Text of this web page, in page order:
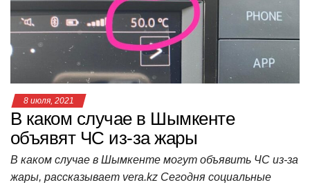
p
o
k
ss
ni
ki
и
т
ь
8 июля, 2021
В каком случае в Шымкенте
объявят ЧС из-за жары
В каком случае в Шымкенте могут объявить ЧС из-за
жары, рассказывает vera.kz Сегодня социальные